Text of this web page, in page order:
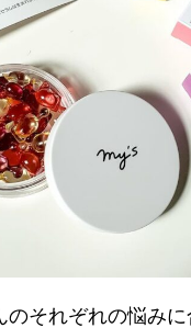
のそれぞれの悩みに